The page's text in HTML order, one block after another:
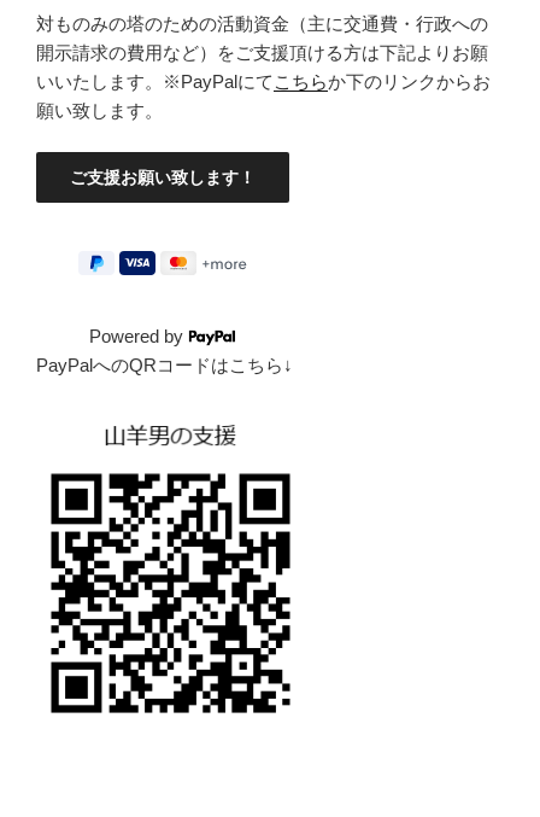
ョ
ン
対ものみの塔のための活動資金（主に交通費・行政への
開示請求の費用など）をご支援頂ける方は下記よりお願
いいたします。※PayPalにて こちらか下のリンクからお
願い致します。
Powered by
PayPalへのQRコードはこちら↓